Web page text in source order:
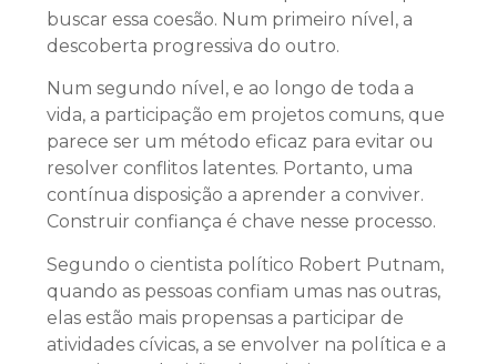
buscar essa coesão. Num primeiro nível, a
descoberta progressiva do outro.
Num segundo nível, e ao longo de toda a
vida, a participação em projetos comuns, que
parece ser um método eficaz para evitar ou
resolver conflitos latentes. Portanto, uma
contínua disposição a aprender a conviver.
Construir confiança é chave nesse processo.
Segundo o cientista político Robert Putnam,
quando as pessoas confiam umas nas outras,
elas estão mais propensas a participar de
atividades cívicas, a se envolver na política e a